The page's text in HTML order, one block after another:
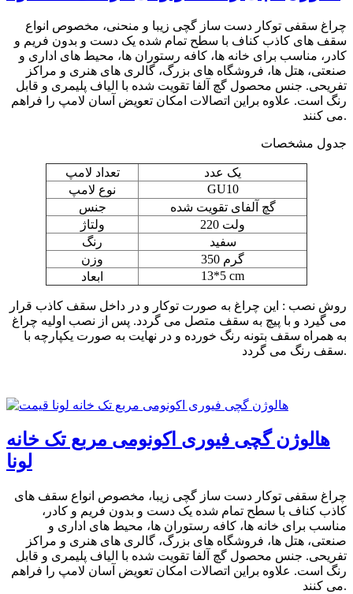
چراغ سقفی توکار دست ساز گچی زیبا و منحنی، مخصوص انواع
سقف های کاذب کناف با سطح تمام شده یک دست و بدون فریم و
کادر، مناسب برای خانه ها، کافه رستوران ها، محیط های اداری و
صنعتی، هتل ها، فروشگاه های بزرگ، گالری های هنری و مراکز
تفریحی. جنس محصول گچ آلفا تقویت شده با الیاف پلیمری و قابل
رنگ است. علاوه براین اتصالات امکان تعویض آسان لامپ را فراهم
می کنند.
جدول مشخصات
تعداد لامپ
یک عدد
نوع لامپ
GU10
جنس
گچ آلفای تقویت شده
ولتاژ
220 ولت
رنگ
سفید
وزن
350 گرم
ابعاد
13*5 cm
روش نصب : این چراغ به صورت توکار و در داخل سقف کاذب قرار
می گیرد و با پیچ به سقف متصل می گردد. پس از نصب اولیه چراغ
به همراه سقف بتونه رنگ خورده و در نهایت به صورت یکپارچه با
سقف رنگ می گردد.
هالوژن گچی فیوری اکونومی مربع تک خانه
لونا
چراغ سقفی توکار دست ساز گچی زیبا، مخصوص انواع سقف های
کاذب کناف با سطح تمام شده یک دست و بدون فریم و کادر،
مناسب برای خانه ها، کافه رستوران ها، محیط های اداری و
صنعتی، هتل ها، فروشگاه های بزرگ، گالری های هنری و مراکز
تفریحی. جنس محصول گچ آلفا تقویت شده با الیاف پلیمری و قابل
رنگ است. علاوه براین اتصالات امکان تعویض آسان لامپ را فراهم
می کنند.